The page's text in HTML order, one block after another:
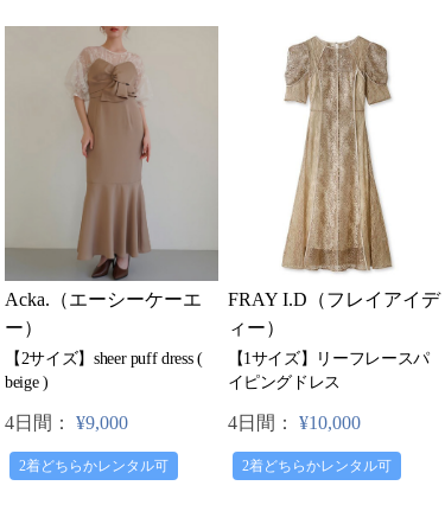
Acka.（エーシーケーエ
ー）
【2サイズ】sheer puff dress (
beige )
4日間： ¥9,000
2着どちらかレンタル可
FRAY I.D（フレイアイデ
ィー）
【1サイズ】リーフレースパ
イピングドレス
4日間： ¥10,000
2着どちらかレンタル可